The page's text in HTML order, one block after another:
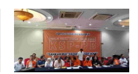
Tema: “Penguatan dan
Pengembangan Organisasi
KBI yang Berbasis Riset di
seluruh Indonesia dan
Mancanegara”.